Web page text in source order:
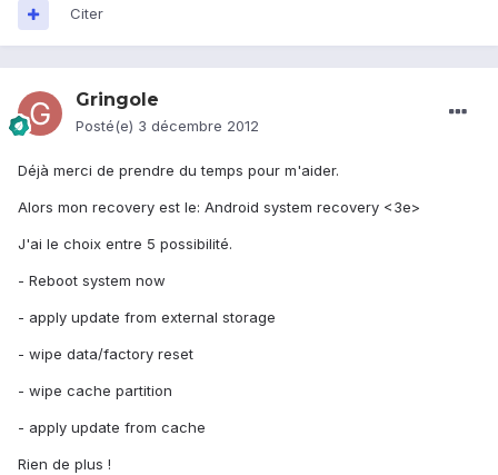
Citer
Gringole
Posté(e) 3 décembre 2012
Déjà merci de prendre du temps pour m'aider.
Alors mon recovery est le: Android system recovery <3e>
J'ai le choix entre 5 possibilité.
- Reboot system now
- apply update from external storage
- wipe data/factory reset
- wipe cache partition
- apply update from cache
Rien de plus !